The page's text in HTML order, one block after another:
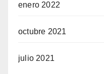
enero 2022
octubre 2021
julio 2021